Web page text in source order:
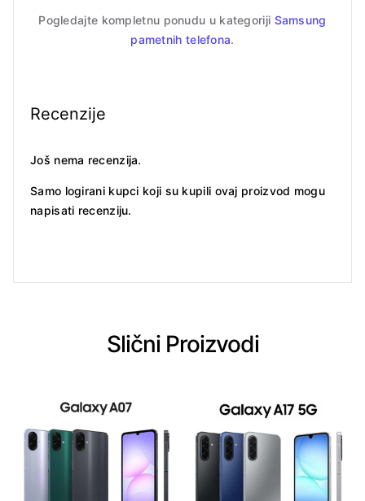
Pogledajte kompletnu ponudu u kategoriji Samsung
pametnih telefona.
Recenzije
Još nema recenzija.
Samo logirani kupci koji su kupili ovaj proizvod mogu
napisati recenziju.
Slični Proizvodi